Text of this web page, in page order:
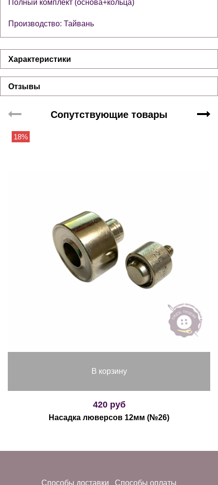
Полный комплект (основа+кольца)
Производство: Тайвань
Характеристики
Отзывы
Сопутствующие товары
В корзину
18%
420 руб
Насадка люверсов 12мм (№26)
Способы доставки Способы оплаты